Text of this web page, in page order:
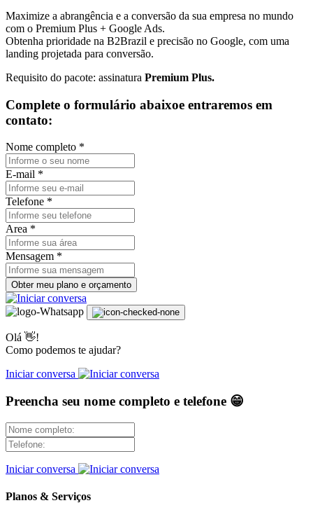
Maximize a abrangência e a conversão da sua empresa no mundo
com o Premium Plus + Google Ads.
Obtenha prioridade na B2Brazil e precisão no Google, com uma
landing projetada para conversão.
Requisito do pacote: assinatura Premium Plus.
Complete o formulário abaixoe entraremos em
contato:
Nome completo *
E-mail *
Telefone *
Area *
Mensagem *
Obter meu plano e orçamento
Olá 👋!
Como podemos te ajudar?
Iniciar conversa
Preencha seu nome completo e telefone 😁
Iniciar conversa
Planos & Serviços